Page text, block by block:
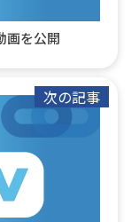
画を公開
次の記事